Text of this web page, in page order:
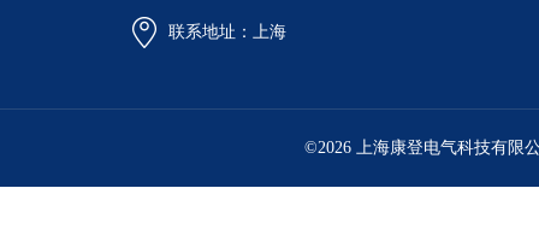
联系地址：上海
©2026 上海康登电气科技有限